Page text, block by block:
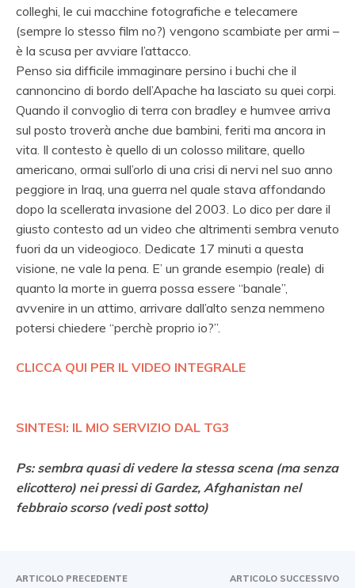
colleghi, le cui macchine fotografiche e telecamere
(sempre lo stesso film no?) vengono scambiate per armi –
è la scusa per avviare l’attacco.
Penso sia difficile immaginare persino i buchi che il
cannoncino di bordo dell’Apache ha lasciato su quei corpi.
Quando il convoglio di terra con bradley e humvee arriva
sul posto troverà anche due bambini, feriti ma ancora in
vita. Il contesto è quello di un colosso militare, quello
americano, ormai sull’orlo di una crisi di nervi nel suo anno
peggiore in Iraq, una guerra nel quale stava affondando
dopo la scellerata invasione del 2003. Lo dico per dare il
giusto contesto ad un video che altrimenti sembra venuto
fuori da un videogioco. Dedicate 17 minuti a questa
visione, ne vale la pena. E’ un grande esempio (reale) di
quanto la morte in guerra possa essere “banale”,
avvenire in un attimo, arrivare dall’alto senza nemmeno
potersi chiedere “perchè proprio io?”.
CLICCA QUI PER IL VIDEO INTEGRALE
SINTESI: IL MIO SERVIZIO DAL TG3
Ps: sembra quasi di vedere la stessa scena (ma senza
elicottero) nei pressi di Gardez, Afghanistan nel
febbraio scorso (vedi post sotto)
ARTICOLO PRECEDENTE ARTICOLO SUCCESSIVO